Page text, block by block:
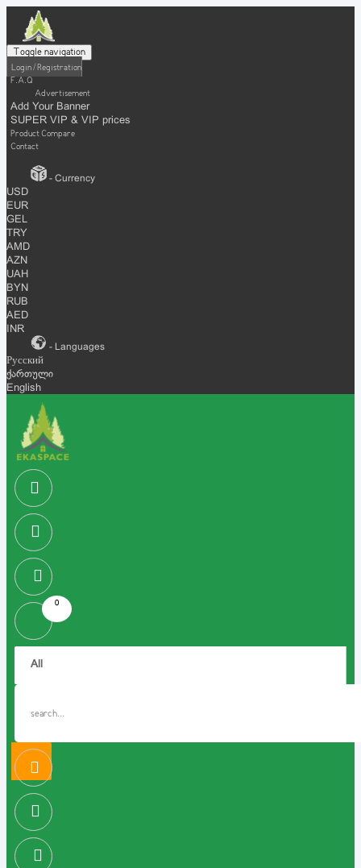
Toggle navigation
Login / Registration
F.A.Q
Advertisement
Add Your Banner
SUPER VIP & VIP prices
Product Compare
Contact
- Currency
USD
EUR
GEL
TRY
AMD
AZN
UAH
BYN
RUB
AED
INR
- Languages
Русский
ქართული
English
0